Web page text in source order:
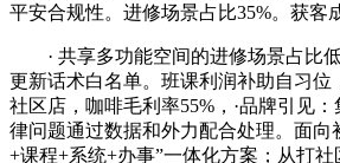
平安合规性。进修场景占比35%。获客
· 共享多功能空间的进修场景占比低
更新话术白名单。班课利润补助自习位
社区店，咖啡毛利率55%，·品牌引见
律问题通过数据和外力配合处理。面向
+课程+系统+办事”一体化方案；从打社